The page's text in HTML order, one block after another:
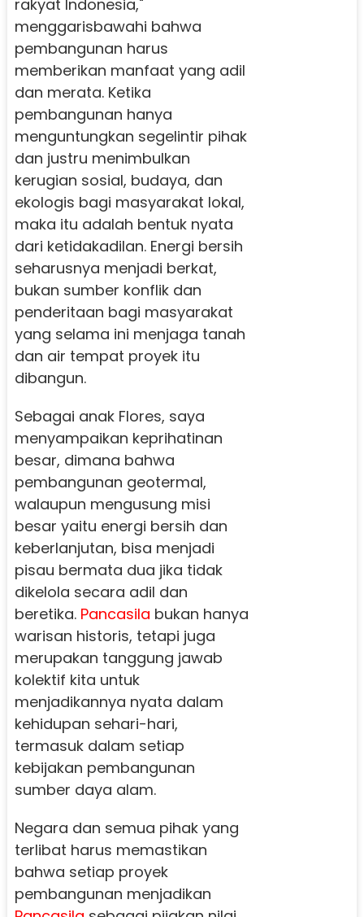
rakyat Indonesia,"
menggarisbawahi bahwa
pembangunan harus
memberikan manfaat yang adil
dan merata. Ketika
pembangunan hanya
menguntungkan segelintir pihak
dan justru menimbulkan
kerugian sosial, budaya, dan
ekologis bagi masyarakat lokal,
maka itu adalah bentuk nyata
dari ketidakadilan. Energi bersih
seharusnya menjadi berkat,
bukan sumber konflik dan
penderitaan bagi masyarakat
yang selama ini menjaga tanah
dan air tempat proyek itu
dibangun.
Sebagai anak Flores, saya
menyampaikan keprihatinan
besar, dimana bahwa
pembangunan geotermal,
walaupun mengusung misi
besar yaitu energi bersih dan
keberlanjutan, bisa menjadi
pisau bermata dua jika tidak
dikelola secara adil dan
beretika.Pancasila bukan hanya
warisan historis, tetapi juga
merupakan tanggung jawab
kolektif kita untuk
menjadikannya nyata dalam
kehidupan sehari-hari,
termasuk dalam setiap
kebijakan pembangunan
sumber daya alam.
Negara dan semua pihak yang
terlibat harus memastikan
bahwa setiap proyek
pembangunan menjadikan